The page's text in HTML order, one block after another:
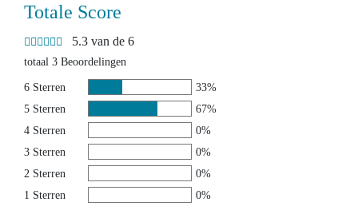
Totale Score
5.3 van de 6
totaal 3 Beoordelingen
6 Sterren
33%
5 Sterren
67%
4 Sterren
0%
3 Sterren
0%
2 Sterren
0%
1 Sterren
0%